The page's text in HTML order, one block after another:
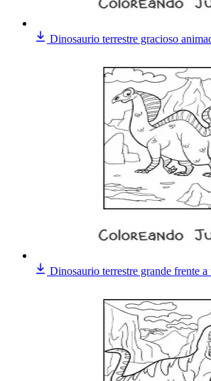
Dinosaurio terrestre gracioso
Dinosaurio terrestre grande frente a